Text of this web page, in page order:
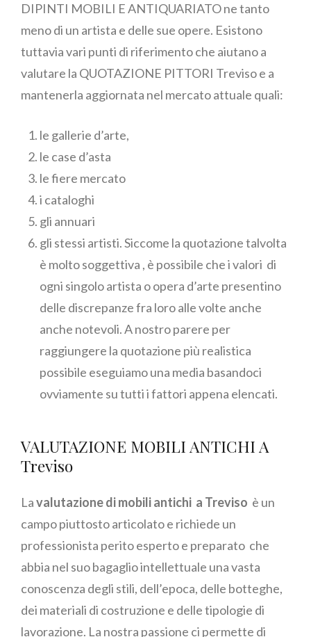
DIPINTI MOBILI E ANTIQUARIATO ne tanto
meno di un artista e delle sue opere. Esistono
tuttavia vari punti di riferimento che aiutano a
valutare la QUOTAZIONE PITTORI Treviso e a
mantenerla aggiornata nel mercato attuale quali:
le gallerie d’arte,
le case d’asta
le fiere mercato
i cataloghi
gli annuari
gli stessi artisti. Siccome la quotazione talvolta
è molto soggettiva , è possibile che i valori di
ogni singolo artista o opera d’arte presentino
delle discrepanze fra loro alle volte anche
anche notevoli. A nostro parere per
raggiungere la quotazione più realistica
possibile eseguiamo una media basandoci
ovviamente su tutti i fattori appena elencati.
VALUTAZIONE MOBILI ANTICHI A
Treviso
Lavalutazione di mobili antichi a Treviso è un
campo piuttosto articolato e richiede un
professionista perito esperto e preparato che
abbia nel suo bagaglio intellettuale una vasta
conoscenza degli stili, dell’epoca, delle botteghe,
dei materiali di costruzione e delle tipologie di
lavorazione. La nostra passione ci permette di